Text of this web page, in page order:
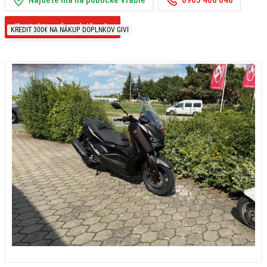
KREDIT 300€ NA NÁKUP DOPLNKOV GIVI
Kontaktovať predajňu